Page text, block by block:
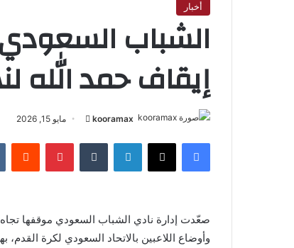
أخبار
الشباب
إيقاف حمد الله
kooramax
ل
ي
د
مايو 15, 2026
فيسبوك لينكدإن بينتيريست
صعّدت إدارة نادي الشباب السعودي موقفها تجاه
وأوضاع اللاعبين بالاتحاد السعودي لكرة